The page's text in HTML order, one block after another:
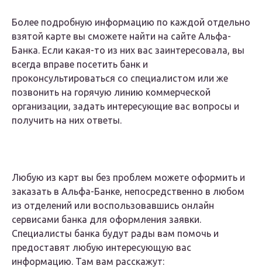
Более подробную информацию по каждой отдельно
взятой карте вы сможете найти на сайте Альфа-
Банка. Если какая-то из них вас заинтересовала, вы
всегда вправе посетить банк и
проконсультироваться со специалистом или же
позвонить на горячую линию коммерческой
организации, задать интересующие вас вопросы и
получить на них ответы.
Любую из карт вы без проблем можете оформить и
заказать в Альфа-Банке, непосредственно в любом
из отделений или воспользовавшись онлайн
сервисами банка для оформления заявки.
Специалисты банка будут рады вам помочь и
предоставят любую интересующую вас
информацию. Там вам расскажут: